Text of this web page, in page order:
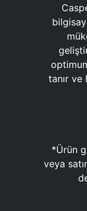
tanır
*Ürün
veya